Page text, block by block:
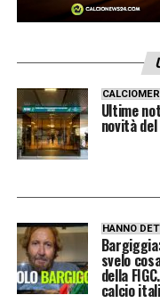
Ultime
novità
HANNO
svelo
della
calcio